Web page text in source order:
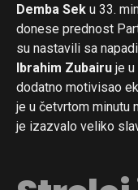
Demba Sek u 33.
donese prednost
su nastavili sa
Ibrahim Zubairu je
dodatno motivisao
je u četvrtom minutu
je izazvalo veliko